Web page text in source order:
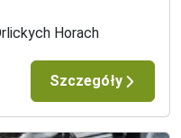
Horach
Szczegóły